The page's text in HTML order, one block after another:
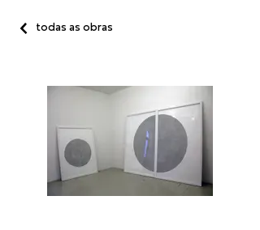
todas as obras